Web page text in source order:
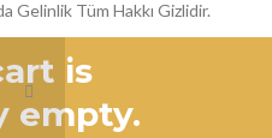
is
empty.
Gelinlik Tüm Hakkı Gizlidir.
Sepet